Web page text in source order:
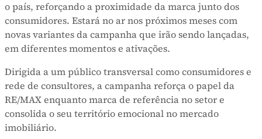
o país, reforçando a proximidade da marca junto dos
consumidores. Estará no ar nos próximos meses com
novas variantes da campanha que irão sendo lançadas,
em diferentes momentos e ativações.
Dirigida a um público transversal como consumidores e
rede de consultores, a campanha reforça o papel da
RE/MAX enquanto marca de referência no setor e
consolida o seu território emocional no mercado
imobiliário.